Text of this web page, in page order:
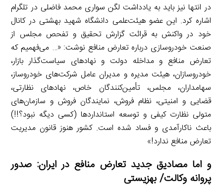
در انتها نیز باید به یادداشت لگن سواری محمد فاضلی در تلگرام
اشاره کرد. این عضو هیئت‌علمی دانشگاه شهید بهشتی در کانال
خود در واکنش به قرائت گزارش تحقیق و تفحص مجلس از
صنعت خودروسازی درباره تعارض منافع نوشت: «… می‌فهمیم که
تعارض منافع و مداخله دولت و نهادهای سیاست‌گذار بازار،
خودروسازان، هیئت مدیره و مدیران عامل شرکت‌های خودروساز،
سهامداران، مجلس، تأمین‌کنندگان خاص، نهادهای نظارتی،
قضایی و امنیتی، نظام فروش، نمایندگان فروش و سازمان‌های
متولی نظارت کیفی و توسعه استانداردها (کسی دیگه نبود؟!!)
باعث ناکارآمدی و فساد شده است. کشور هنوز قانون مدیریت
تعارض منافع ندارد!»
و اما مصادیق جدید تعارض منافع در ایران: صدور
پروانه وکالت/ بهزیستی